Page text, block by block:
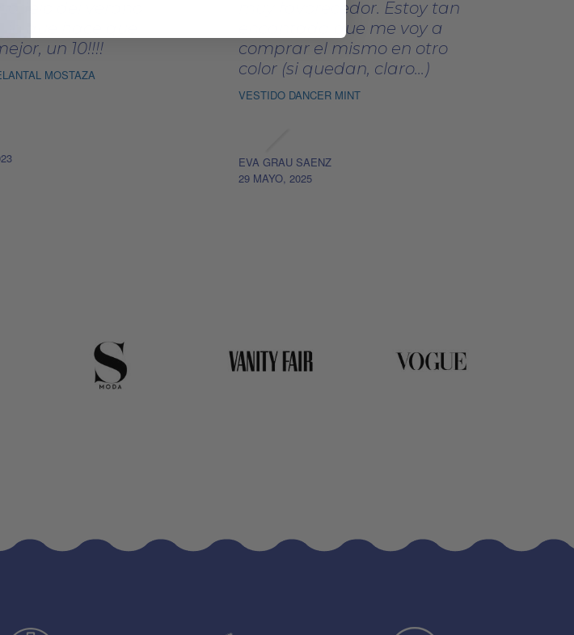
del verano
que hace que
un 10!!!!
MOSTAZA
muy favorecedor. Estoy tan
encantada que me voy a
comprar el mismo en otro
color (si quedan, claro...)
VESTIDO DANCER MINT
EVA GRAU SAENZ
29 MAYO, 2025